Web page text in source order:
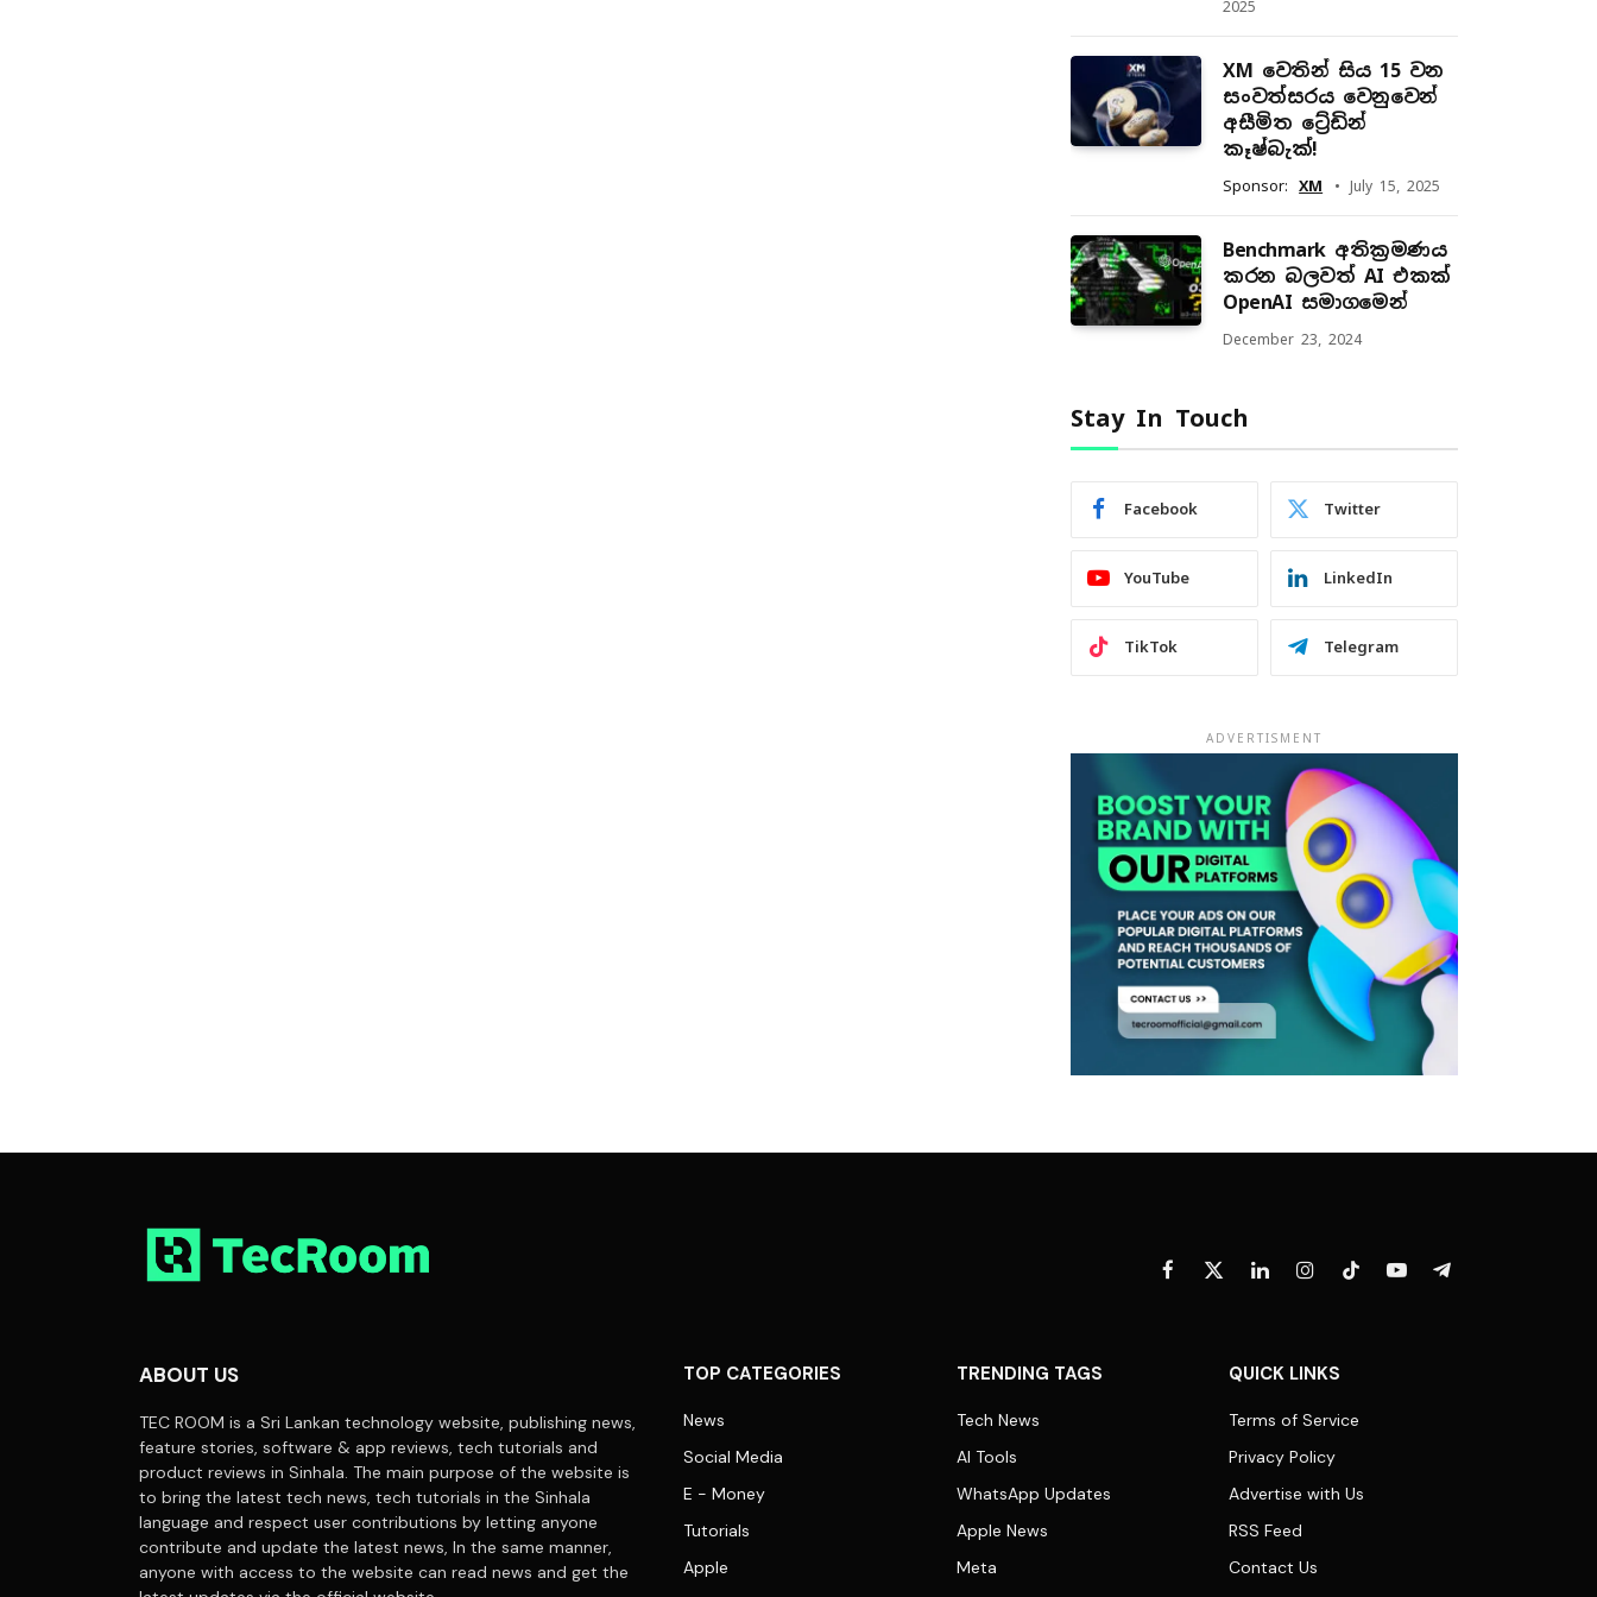
2025
XM වෙතින් සිය 15 වන
සංවත්සරය වෙනුවෙන්
අසීමිත ට්‍රේඩින්
කෑෂ්බැක්!
Sponsor: XM July 15, 2025
Benchmark අතික්‍රමණය
කරන බලවත් AI එකක්
OpenAI සමාගමෙන්
December 23, 2024
Stay In Touch
Facebook Twitter
YouTube LinkedIn
TikTok Telegram
ADVERTISMENT
Facebook
X
LinkedInInstagramTikTokYouTubeTelegram
ABOUT US
TEC ROOM is a Sri Lankan technology website, publishing news,
feature stories, software & app reviews, tech tutorials and
product reviews in Sinhala. The main purpose of the website is
to bring the latest tech news, tech tutorials in the Sinhala
language and respect user contributions by letting anyone
contribute and update the latest news, In the same manner,
anyone with access to the website can read news and get the
TOP CATEGORIES
News
Social Media
E - Money
Tutorials
Apple
TRENDING TAGS
Tech News
AI Tools
WhatsApp Updates
Apple News
Meta
QUICK LINKS
Terms of Service
Privacy Policy
Advertise with Us
RSS Feed
Contact Us